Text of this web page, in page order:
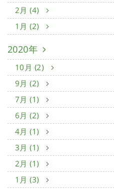
2月 (4)
1月 (2)
2020年
10月 (2)
9月 (2)
7月 (1)
6月 (2)
4月 (1)
3月 (1)
2月 (1)
1月 (3)